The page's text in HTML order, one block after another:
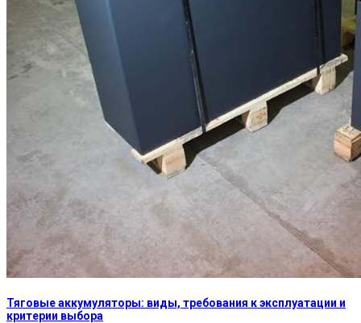
Тяговые аккумуляторы: виды, требования к эксплуатации и
критерии выбора